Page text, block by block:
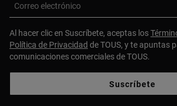
Correo electrónico
Al hacer clic en Suscríbete, aceptas los
Política de Privacidad de TOUS, y te apuntas
comunicaciones comerciales de TOUS.
Suscríbete